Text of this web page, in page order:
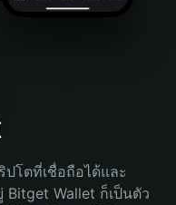
โตที่เชื่อถือได้และ
Wallet ก็เป็นตัว